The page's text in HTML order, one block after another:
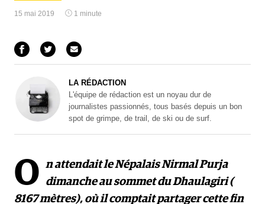
15 mai 2019 1 minute
LA RÉDACTION
L'équipe de rédaction est un noyau dur de
journalistes passionnés, tous basés depuis un bon
spot de grimpe, de trail, de ski ou de surf.
O n attendait le Népalais Nirmal Purja
dimanche au sommet du Dhaulagiri (
8167 mètres), où il comptait partager cette fin